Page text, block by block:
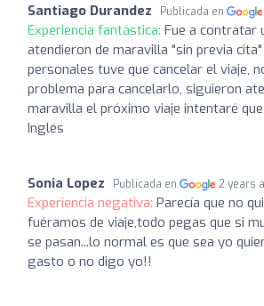
Santiago Durandez Publicada en
Experiencia fantástica: Fue a contratar
atendieron de maravilla "sin previa
personales tuve que cancelar el viaje,
problema para cancelarlo, siguieron
maravilla el próximo viaje intentaré
Inglés
Sonia Lopez Publicada en 2 years
Experiencia negativa: Parecía que no
fuéramos de viaje,todo pegas que si
se pasan...lo normal es que sea yo
gasto o no digo yo!!